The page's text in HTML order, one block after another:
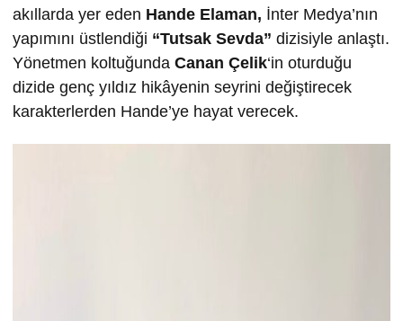
akıllarda yer eden Hande Elaman, İnter Medya’nın
yapımını üstlendiği “Tutsak Sevda” dizisiyle anlaştı.
Yönetmen koltuğunda Canan Çelik‘in oturduğu
dizide genç yıldız hikâyenin seyrini değiştirecek
karakterlerden Hande’ye hayat verecek.